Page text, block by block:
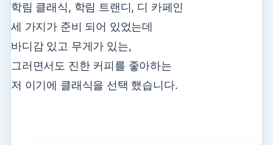
학림 클래식, 학림 트랜디, 디 카페인
세 가지가 준비 되어 있었는데
바디감 있고 무게가 있는,
그러면서도 진한 커피를 좋아하는
저 이기에 클래식을 선택 했습니다.